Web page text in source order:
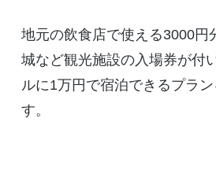
地元の飲食店で使える3000円
城など観光施設の入場券が付
ルに1万円で宿泊できるプラ
す。